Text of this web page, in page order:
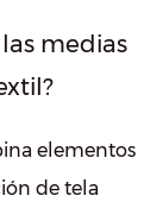
medias
de tela